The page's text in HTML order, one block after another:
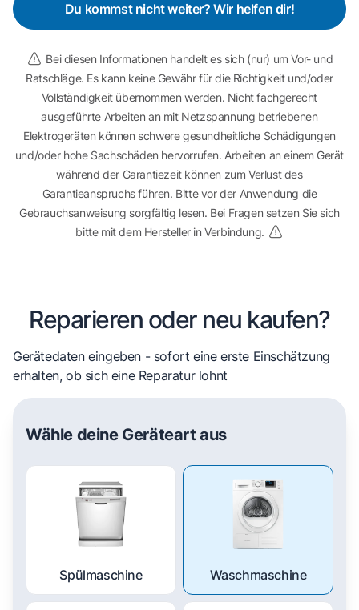
Du kommst nicht weiter? Wir helfen dir!
Bei diesen Informationen handelt es sich (nur) um Vor- und
Ratschläge. Es kann keine Gewähr für die Richtigkeit und/oder
Vollständigkeit übernommen werden. Nicht fachgerecht
ausgeführte Arbeiten an mit Netzspannung betriebenen
Elektrogeräten können schwere gesundheitliche Schädigungen
und/oder hohe Sachschäden hervorrufen. Arbeiten an einem Gerät
während der Garantiezeit können zum Verlust des
Garantieanspruchs führen. Bitte vor der Anwendung die
Gebrauchsanweisung sorgfältig lesen. Bei Fragen setzen Sie sich
bitte mit dem Hersteller in Verbindung.
Reparieren oder neu kaufen?
Gerätedaten eingeben - sofort eine erste Einschätzung
erhalten, ob sich eine Reparatur lohnt
Wähle deine Geräteart aus
Spülmaschine Waschmaschine